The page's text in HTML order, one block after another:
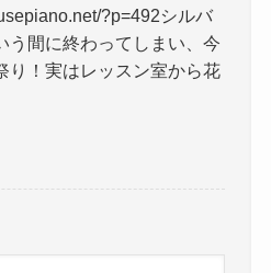
?p=492シルバ
う間に終わってしまい、今
り！実はレッスン室から花